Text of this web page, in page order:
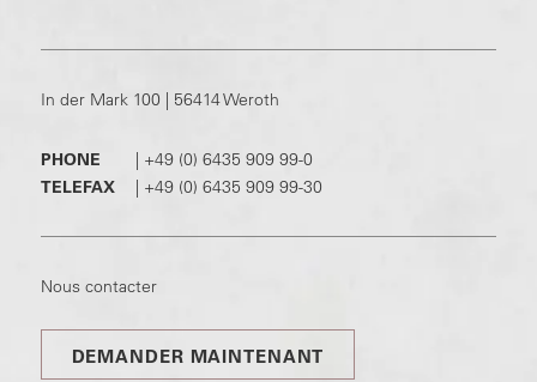
In der Mark 100 | 56414 Weroth
PHONE
+49 (0) 6435 909 99-0
TELEFAX
+49 (0) 6435 909 99-30
Nous contacter
DEMANDER MAINTENANT